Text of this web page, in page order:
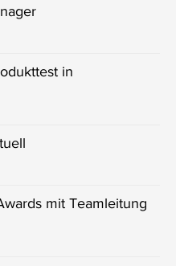
in
mit Teamleitung